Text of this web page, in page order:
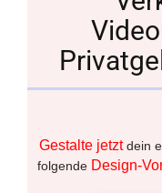
Gestalte jetztdein
folgende Design-